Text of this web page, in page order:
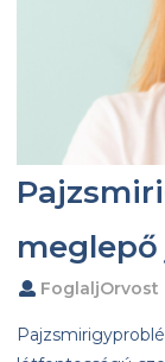
meglepő
FoglaljOrvost